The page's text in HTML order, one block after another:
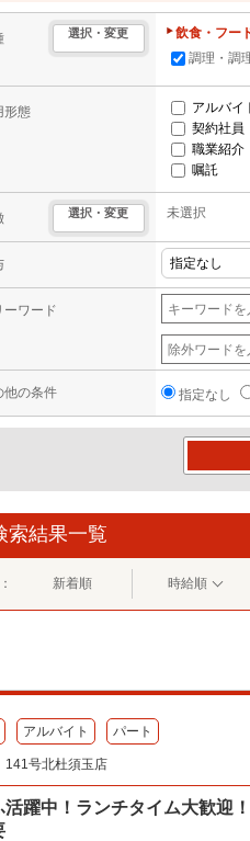
選択・変更
飲食・フー
調理・調
形態 アルバイ
契約社員
職業紹介
嘱託
選択・変更 未選択
ーワード
他の条件 指定なし
索結果一覧
新着順 時給順
アルバイト パート
号北杜須玉店
活躍中！ランチタイム大歓迎